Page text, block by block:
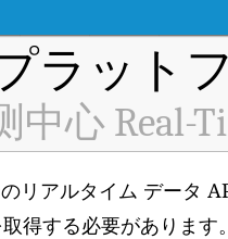
ラット
心 Real-
リアルタイム データ
得する必要があります。